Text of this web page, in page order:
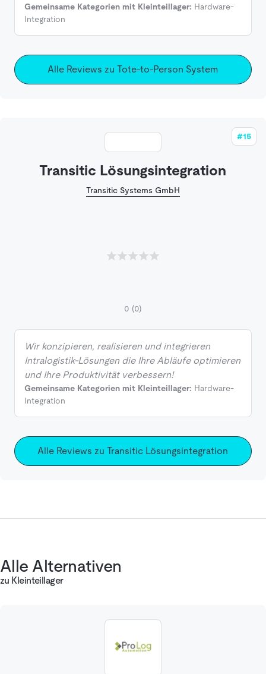
Gemeinsame Kategorien mit Kleinteillager: Hardware-
Integration
Alle Reviews zu Tote-to-Person System
#15
Transitic Lösungsintegration
Transitic Systems GmbH
0 (0)
Wir konzipieren, realisieren und integrieren
Intralogistik-Lösungen die Ihre Abläufe optimieren
und Ihre Produktivität verbessern!
Gemeinsame Kategorien mit Kleinteillager: Hardware-
Integration
Alle Reviews zu Transitic Lösungsintegration
Alle Alternativen
zu Kleinteillager